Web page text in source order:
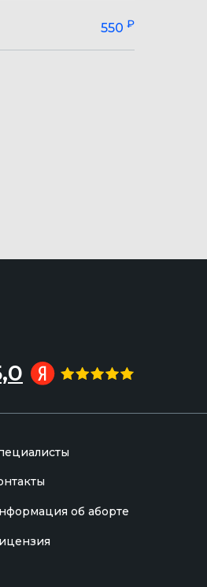
550 ₽
об аборте
на